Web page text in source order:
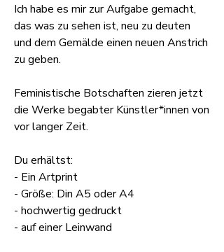
Ich habe es mir zur Aufgabe gemacht,
das was zu sehen ist, neu zu deuten
und dem Gemälde einen neuen Anstrich
zu geben.
Feministische Botschaften zieren jetzt
die Werke begabter Künstler*innen von
vor langer Zeit.
Du erhältst:
- Ein Artprint
- Größe: Din A5 oder A4
- hochwertig gedruckt
- auf einer Leinwand